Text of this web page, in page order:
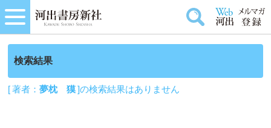
検索結果
[ 著者：夢枕 獏]の検索結果はありません